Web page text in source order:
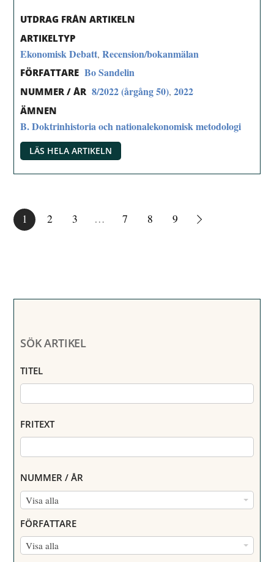
UTDRAG FRÅN ARTIKELN
ARTIKELTYP
Ekonomisk Debatt,Recension/bokanmälan
FÖRFATTARE Bo Sandelin
NUMMER / ÅR 8/2022 (årgång 50),2022
ÄMNEN
B. Doktrinhistoria och nationalekonomisk metodologi
LÄS HELA ARTIKELN
1 2 3 … 7 8 9
SÖK ARTIKEL
TITEL
FRITEXT
NUMMER / ÅR
Visa alla
N
M
M
FÖRFATTARE
Visa alla